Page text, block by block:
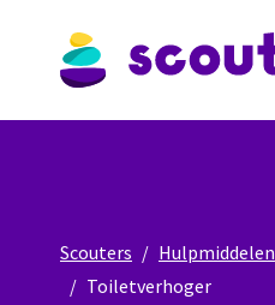
Scouters Hulpmiddelen
Toiletverhoger